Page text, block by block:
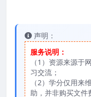
声明：
服务说明：
（1）资源来源于
习交流；
（2）学分仅用来
助，并非购买文件